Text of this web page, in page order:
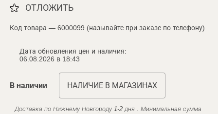
ОТЛОЖИТЬ
Код товара — 6000099 (называйте при заказе по телефону)
Дата обновления цен и наличия:
06.08.2026 в 18:43
В наличии НАЛИЧИЕ В МАГАЗИНАХ
Доставка по Нижнему Новгороду 1-2 дня . Минимальная сумма